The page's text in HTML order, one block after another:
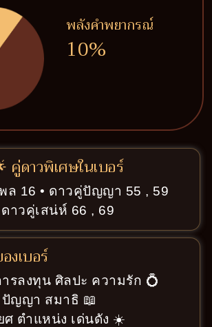
พลังคำพยากรณ์
10%
คู่ดาวพิเศษในเบอร์
ล 16 • ดาวคู่ปัญญา 55 , 59
ดาวคู่เสน่ห์ 66 , 69
งเบอร์
ารลงทุน ศิลปะ ความรัก 💍
ปัญญา สมาธิ 📖
ศ ตำแหน่ง เด่นดัง ☀️